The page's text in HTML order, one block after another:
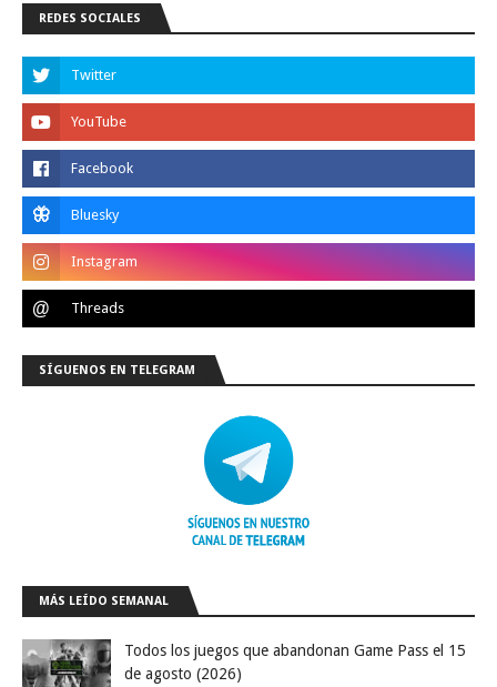
REDES SOCIALES
SÍGUENOS EN TELEGRAM
MÁS LEÍDO SEMANAL
Todos los juegos que abandonan Game Pass el 15
de agosto (2026)